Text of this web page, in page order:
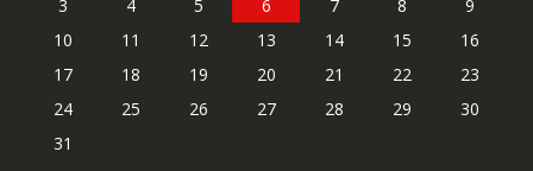
3
4 5 6 7 8
9
10
11 12 13 14 15
16
17
18 19 20 21 22
23
24
25 26 27 28 29
30
31